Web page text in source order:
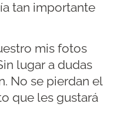
tan importante
mis fotos
lugar a dudas
No se pierdan el
que les gustará